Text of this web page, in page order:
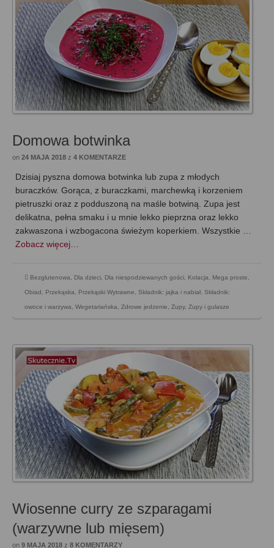
Domowa botwinka
on 24 MAJA 2018 z 4 KOMENTARZE
Dzisiaj pyszna domowa botwinka lub zupa z młodych
buraczków. Gorąca, z buraczkami, marchewką i korzeniem
pietruszki oraz z podduszoną na maśle botwiną. Zupa jest
delikatna, pełna smaku i u mnie lekko pieprzna oraz lekko
zakwaszona i wzbogacona świeżym koperkiem. Wszystkie …
Zobacz więcej…
Bezglutenowa Dla dzieci Dla niespodziewanych gości Kolacja Mega proste
Obiad Przekąska Przekąski Wytrawne Składnik: jajka i nabiał Składnik:
owoce i warzywa Wegetariańska Zdrowe jedzenie Zupy, Zupy i gulasze
Wiosenne curry ze szparagami
(warzywne lub mięsem)
on 9 MAJA 2018 z 8 KOMENTARZY